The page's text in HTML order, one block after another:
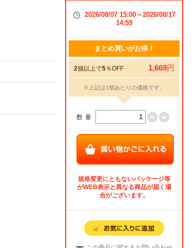
2026/08/07 15:00～2026/08/17
14:59
まとめ買いがお得！
2個以上で5％OFF 1,669円
※上記は1個あたりの価格です。
数量
規格変更にともないパッケージ等
がWEB表示と異なる商品が届く場
合がございます。